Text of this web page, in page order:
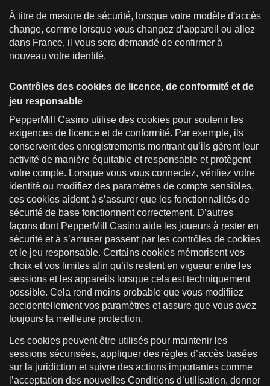
À titre de mesure de sécurité, lorsque votre modèle d’accès
change, comme lorsque vous changez d’appareil ou allez
dans France, il vous sera demandé de confirmer à
nouveau votre identité.
Contrôles des cookies de licence, de conformité et de
jeu responsable
PepperMill Casino utilise des cookies pour soutenir les
exigences de licence et de conformité. Par exemple, ils
conservent des enregistrements montrant qu’ils gèrent leur
activité de manière équitable et responsable et protègent
votre compte. Lorsque vous vous connectez, vérifiez votre
identité ou modifiez des paramètres de compte sensibles,
ces cookies aident à s’assurer que les fonctionnalités de
sécurité de base fonctionnent correctement. D’autres
façons dont PepperMill Casino aide les joueurs à rester en
sécurité et à s’amuser passent par les contrôles de cookies
et le jeu responsable. Certains cookies mémorisent vos
choix et vos limites afin qu’ils restent en vigueur entre les
sessions et les appareils lorsque cela est techniquement
possible. Cela rend moins probable que vous modifiiez
accidentellement vos paramètres et assure que vous avez
toujours la meilleure protection.
Les cookies peuvent être utilisés pour maintenir les
sessions sécurisées, appliquer des règles d’accès basées
sur la juridiction et suivre des actions importantes comme
l’acceptation des nouvelles Conditions d’utilisation, donner